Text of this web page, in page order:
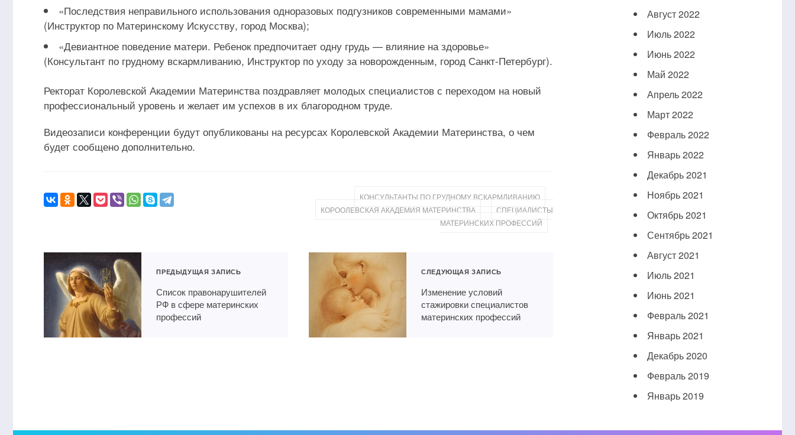
«Последствия неправильного использования одноразовых подгузников современными мамами»
(Инструктор по Материнскому Искусству, город Москва);
«Девиантное поведение матери. Ребенок предпочитает одну грудь — влияние на здоровье»
(Консультант по грудному вскармливанию, Инструктор по уходу за новорожденным, город Санкт-Петербург).
Ректорат Королевской Академии Материнства поздравляет молодых специалистов с переходом на новый
профессиональный уровень и желает им успехов в их благородном труде.
Видеозаписи конференции будут опубликованы на ресурсах Королевской Академии Материнства, о чем
будет сообщено дополнительно.
КОНСУЛЬТАНТЫ ПО ГРУДНОМУ ВСКАРМЛИВАНИЮ
КОРООЛЕВСКАЯ АКАДЕМИЯ МАТЕРИНСТВА
СПЕЦИАЛИСТЫ
МАТЕРИНСКИХ ПРОФЕССИЙ
ПРЕДЫДУЩАЯ ЗАПИСЬ
Список правонарушителей
РФ в сфере материнских
профессий
СЛЕДУЮЩАЯ ЗАПИСЬ
Изменение условий
стажировки специалистов
материнских профессий
Август 2022
Июль 2022
Июнь 2022
Май 2022
Апрель 2022
Март 2022
Февраль 2022
Январь 2022
Декабрь 2021
Ноябрь 2021
Октябрь 2021
Сентябрь 2021
Август 2021
Июль 2021
Июнь 2021
Февраль 2021
Январь 2021
Декабрь 2020
Февраль 2019
Январь 2019